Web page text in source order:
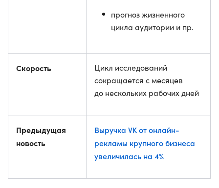
прогноз жизненного
цикла аудитории и пр.
Скорость
Цикл исследований
сокращается с месяцев
до нескольких рабочих дней
Предыдущая
новость
Выручка VK от онлайн-
рекламы крупного бизнеса
увеличилась на 4%